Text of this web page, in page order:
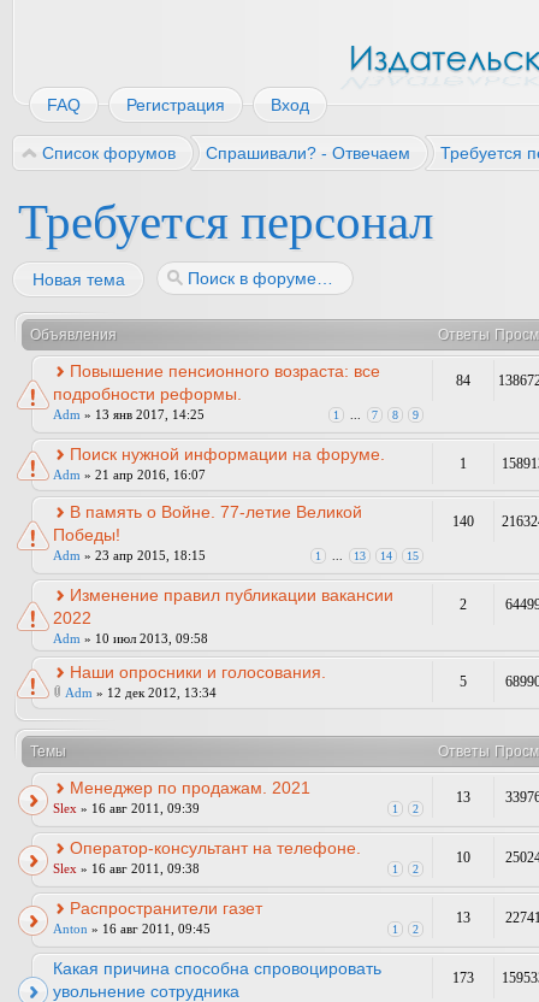
FAQ Регистрация Вход
Список форумов Спрашивали? - Отвечаем Требуется
Требуется персонал
Новая тема
Объявления Ответы
Повышение пенсионного возраста: все
подробности реформы.
1 7 8 9
Adm » 13 янв 2017, 14:25
84
Поиск нужной информации на форуме.
Adm » 21 апр 2016, 16:07
1
В память о Войне. 77-летие Великой
Победы!
1 13 14 15
Adm » 23 апр 2015, 18:15
140
Изменение правил публикации вакансии
2022
Adm » 10 июл 2013, 09:58
2
Наши опросники и голосования.
Adm » 12 дек 2012, 13:34
5
Темы Ответы
Менеджер по продажам. 2021
1 2
Slex » 16 авг 2011, 09:39
13
Оператор-консультант на телефоне.
1 2
Slex » 16 авг 2011, 09:38
10
Распространители газет
1 2
Anton » 16 авг 2011, 09:45
13
Какая причина способна спровоцировать
увольнение сотрудника
173